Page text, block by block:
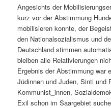
Angesichts der
kurz vor der Abstim­mung
mobil­isieren kon­nte, der
den Nation­al­sozial­is­mus und
Deutsch­land stim­men
bleiben alle Rel­a­tivierun­gen
Ergeb­nis der Abstim­mung war
Jüdin­nen und Juden, Sin­ti und
Kommunist_innen,
Exil schon im Saarge­bi­et